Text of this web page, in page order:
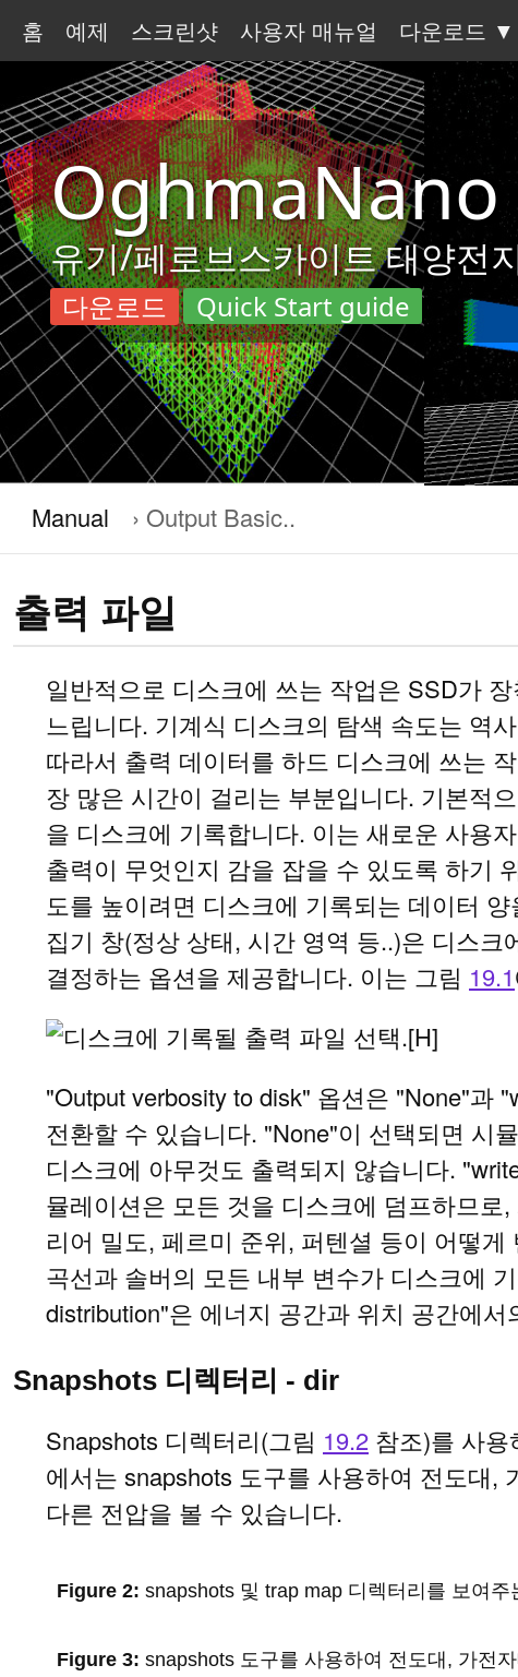
홈 예제 스크린샷 사용자 매뉴얼 다운로드 ▼
OghmaNano
유기/페로브스카이트 태양전
다운로드 Quick Start guide
Manual Output Basic..
출력 파일
일반적으로 디스크에 쓰는 작업은 SSD가
느립니다. 기계식 디스크의 탐색 속도는 역
따라서 출력 데이터를 하드 디스크에 쓰는
장 많은 시간이 걸리는 부분입니다. 기본적
을 디스크에 기록합니다. 이는 새로운 사용
출력이 무엇인지 감을 잡을 수 있도록 하기
도를 높이려면 디스크에 기록되는 데이터
집기 창(정상 상태, 시간 영역 등..)은 디스크
결정하는 옵션을 제공합니다. 이는 그림 19.1
[H]
"Output verbosity to disk" 옵션은 "None"과
전환할 수 있습니다. "None"이 선택되면 시
디스크에 아무것도 출력되지 않습니다.
뮬레이션은 모든 것을 디스크에 덤프하므로
리어 밀도, 페르미 준위, 퍼텐셜 등이 어떻
곡선과 솔버의 모든 내부 변수가 디스크에
distribution"은 에너지 공간과 위치 공간에
Snapshots 디렉터리 - dir
Snapshots 디렉터리(그림 19.2 참조)를 사
에서는 snapshots 도구를 사용하여 전도대,
다른 전압을 볼 수 있습니다.
snapshots 및 trap map 디렉터리를 보여주
snapshots 도구를 사용하여 전도대, 가전